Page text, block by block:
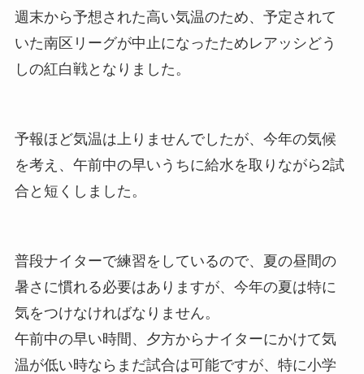
週末から予想された高い気温のため、予定されて
いた南区リーグが中止になったためレアッシどう
しの紅白戦となりました。
予報ほど気温は上りませんでしたが、今年の気候
を考え、午前中の早いうちに給水を取りながら2試
合と短くしました。
普段ナイターで練習をしているので、夏の昼間の
暑さに慣れる必要はありますが、今年の夏は特に
気をつけなければなりません。
午前中の早い時間、夕方からナイターにかけて気
温が低い時ならまだ試合は可能ですが、特に小学